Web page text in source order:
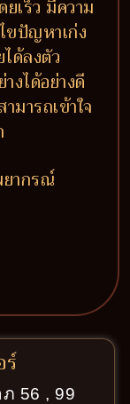
เร็ว มีความ
ขปัญหาเก่ง
ด้ลงตัว
ได้อย่างดี
ารถเข้าใจ
ากรณ์
ร์
56 , 99